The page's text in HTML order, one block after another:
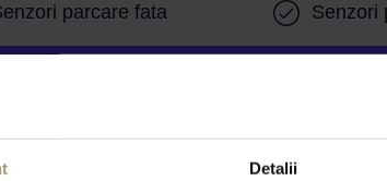
Detalii
parcare fata Senzori